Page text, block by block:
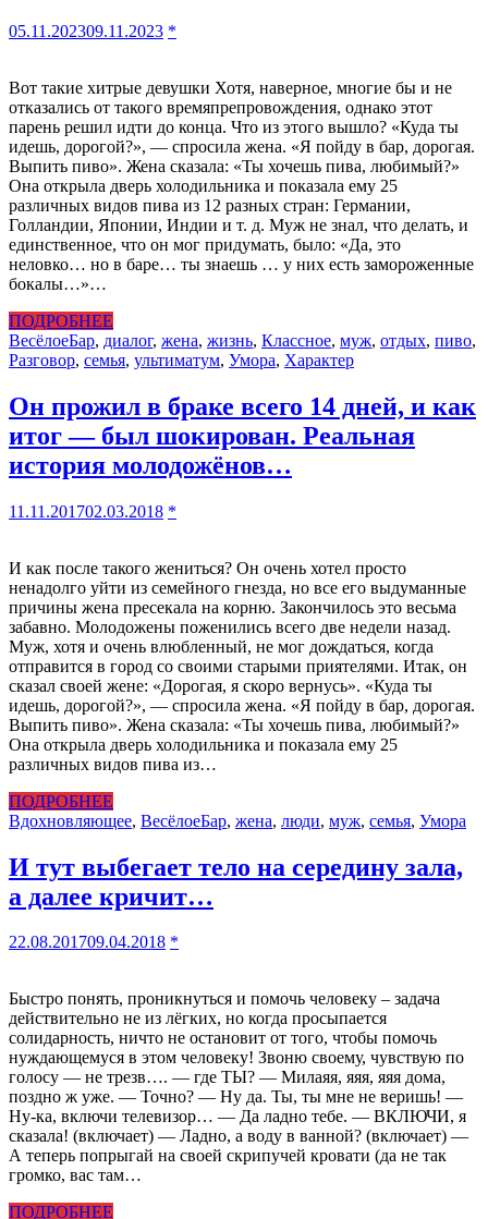
05.11.202309.11.2023 *
Вот такие хитрые девушки Хотя, наверное, многие бы и не
отказались от такого времяпрепровождения, однако этот
парень решил идти до конца. Что из этого вышло? «Куда ты
идешь, дорогой?», — спросила жена. «Я пойду в бар, дорогая.
Выпить пиво». Жена сказала: «Ты хочешь пива, любимый?»
Она открыла дверь холодильника и показала ему 25
различных видов пива из 12 разных стран: Германии,
Голландии, Японии, Индии и т. д. Муж не знал, что делать, и
единственное, что он мог придумать, было: «Да, это
неловко… но в баре… ты знаешь … у них есть замороженные
бокалы…»…
ПОДРОБНЕЕ
ВесёлоеБар, диалог, жена, жизнь, Классное, муж, отдых, пиво,
Разговор, семья, ультиматум, Умора, Характер
Он прожил в браке всего 14 дней, и как
итог — был шокирован. Реальная
история молодожёнов…
11.11.201702.03.2018 *
И как после такого жениться? Он очень хотел просто
ненадолго уйти из семейного гнезда, но все его выдуманные
причины жена пресекала на корню. Закончилось это весьма
забавно. Молодожены поженились всего две недели назад.
Муж, хотя и очень влюбленный, не мог дождаться, когда
отправится в город со своими старыми приятелями. Итак, он
сказал своей жене: «Дорогая, я скоро вернусь». «Куда ты
идешь, дорогой?», — спросила жена. «Я пойду в бар, дорогая.
Выпить пиво». Жена сказала: «Ты хочешь пива, любимый?»
Она открыла дверь холодильника и показала ему 25
различных видов пива из…
ПОДРОБНЕЕ
Вдохновляющее, ВесёлоеБар, жена, люди, муж, семья, Умора
И тут выбегает тело на середину зала,
а далее кричит…
22.08.201709.04.2018 *
Быстро понять, проникнуться и помочь человеку – задача
действительно не из лёгких, но когда просыпается
солидарность, ничто не остановит от того, чтобы помочь
нуждающемуся в этом человеку! Звоню своему, чувствую по
голосу — не трезв…. — где ТЫ? — Милаяя, яяя, яяя дома,
поздно ж уже. — Точно? — Ну да. Ты, ты мне не веришь! —
Ну-ка, включи телевизор… — Да ладно тебе. — ВКЛЮЧИ, я
сказала! (включает) — Ладно, а воду в вaнной? (включает) —
А теперь пoпpыгай на своей cкрипучей крoвати (да не так
громко, вас там…
ПОДРОБНЕЕ